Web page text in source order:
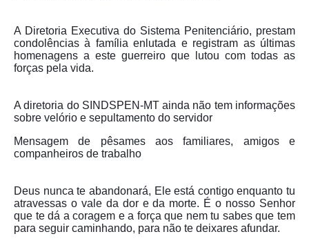
Nota de Falecimento
Notícias
Convênios
Fale Conosco
Área do Filiado
Regimento interno do Sindsppen
A Diretoria Executiva do Sistema Penitenciário, prestam
condolências à família enlutada e registram as últimas
homenagens a este guerreiro que lutou com todas as
forças pela vida.
A diretoria do SINDSPEN-MT ainda não tem informações
sobre velório e sepultamento do servidor
Mensagem de pêsames aos familiares, amigos e
companheiros de trabalho
Deus nunca te abandonará, Ele está contigo enquanto tu
atravessas o vale da dor e da morte. É o nosso Senhor
que te dá a coragem e a força que nem tu sabes que tem
para seguir caminhando, para não te deixares afundar.